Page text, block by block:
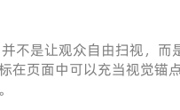
不是让观众自由扫视，而
在页面中可以充当视觉锚